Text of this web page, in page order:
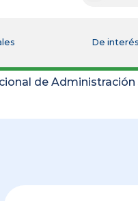
De interés
de Administración